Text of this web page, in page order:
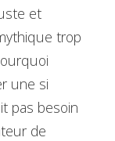
et
trop
une si
pas besoin
de